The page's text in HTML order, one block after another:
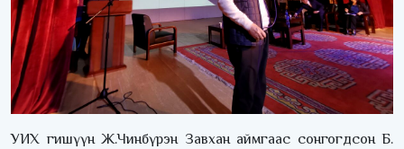
УИХ гишүүн Ж.Чинбүрэн Завхан аймгаас сонгогдсон Б.